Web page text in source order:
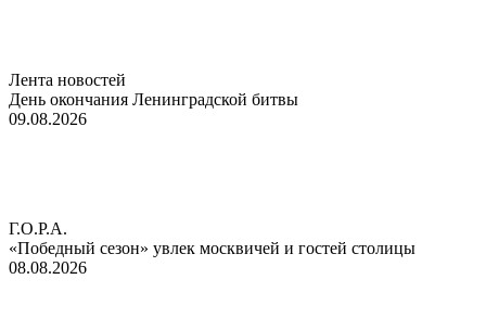
Лента новостей
День окончания Ленинградской битвы
09.08.2026
Г.О.Р.А.
«Победный сезон» увлек москвичей и гостей столицы
08.08.2026